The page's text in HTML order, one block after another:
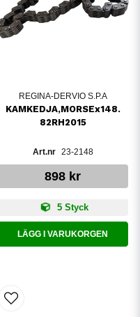
REGINA-DERVIO S.P.A
KAMKEDJA,MORSEx148.
82RH2015
23-2148
898 kr
5 Styck
LÄGG I VARUKORGEN